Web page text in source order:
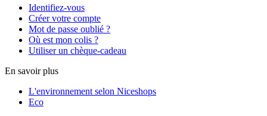
Identifiez-vous
Créer votre compte
Mot de passe oublié ?
Où est mon colis ?
Utiliser un chèque-cadeau
En savoir plus
L'environnement selon Niceshops
Eco